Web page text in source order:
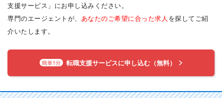
支援サービス」にお申し込みください。
専門のエージェントが、 あなたのご希望に合った求人 を探してご紹
介いたします。
簡単1分 転職支援サービスに申し込む（無料）